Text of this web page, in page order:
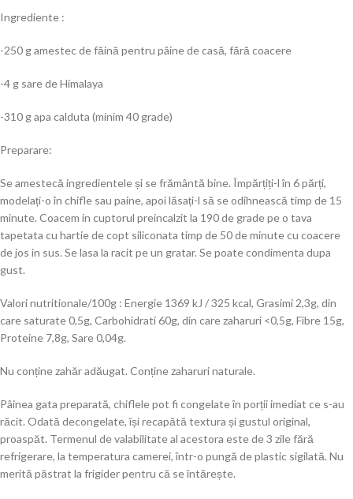
Ingrediente :
-250 g amestec de făină pentru pâine de casă, fără coacere
-4 g sare de Himalaya
-310 g apa calduta (minim 40 grade)
Preparare:
Se amestecă ingredientele și se frământă bine. Împărțiți-l în 6 părți,
modelați-o în chifle sau paine, apoi lăsați-l să se odihnească timp de 15
minute. Coacem in cuptorul preincalzit la 190 de grade pe o tava
tapetata cu hartie de copt siliconata timp de 50 de minute cu coacere
de jos in sus. Se lasa la racit pe un gratar. Se poate condimenta dupa
gust.
Valori nutritionale/100g : Energie 1369 kJ / 325 kcal, Grasimi 2,3g, din
care saturate 0,5g, Carbohidrati 60g, din care zaharuri <0,5g, Fibre 15g,
Proteine 7,8g, Sare 0,04g.
Nu conține zahăr adăugat. Conține zaharuri naturale.
Pâinea gata preparată, chiflele pot fi congelate în porții imediat ce s-au
răcit. Odată decongelate, își recapătă textura și gustul original,
proaspăt. Termenul de valabilitate al acestora este de 3 zile fără
refrigerare, la temperatura camerei, într-o pungă de plastic sigilată. Nu
merită păstrat la frigider pentru că se întărește.